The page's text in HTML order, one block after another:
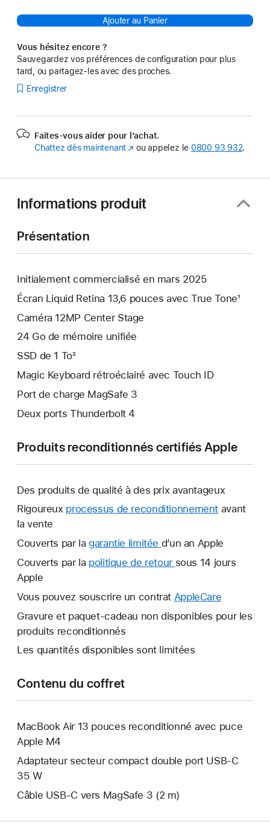
Ajouter au Panier
Vous hésitez encore ?
Sauvegardez vos préférences de configuration pour plus
tard, ou partagez-les avec des proches.
Enregistrer
Faites-vous aider pour l’achat.
Chattez dès maintenant (s’ouvre
ou appelez le 0800 93 932.
Informations produit
Présentation
Initialement commercialisé en mars 2025
Écran Liquid Retina 13,6 pouces avec True Tone¹
Caméra 12MP Center Stage
24 Go de mémoire unifiée
SSD de 1 To²
Magic Keyboard rétroéclairé avec Touch ID
Port de charge MagSafe 3
Deux ports Thunderbolt 4
Produits reconditionnés certifiés Apple
Des produits de qualité à des prix avantageux
Rigoureux processus de reconditionnement avant
la vente
Couverts par la garantie limitée Une
nouvelle
d’un an Apple
Couverts par la politique de retour Une
fenêtre
sous 14 jours
Apple
Vous pouvez souscrire un contrat AppleCare
nouvelle
Gravure et paquet-cadeau non disponibles pour les
produits reconditionnés
Les quantités disponibles sont limitées
Contenu du coffret
MacBook Air 13 pouces reconditionné avec puce
Apple M4
Adaptateur secteur compact double port USB-C
35 W
Câble USB-C vers MagSafe 3 (2 m)